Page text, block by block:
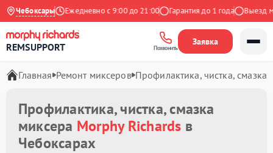
Чебоксары
на Яндекс Ежедневно с 9:00 до 21:00 Гарантия до 1 года Выезд
REMSUPPORT Позвонить
Заявка
Главная Ремонт миксеров Профилактика, чистка, смазка
Профилактика, чистка, смазка
миксера Morphy Richards в
Чебоксарах